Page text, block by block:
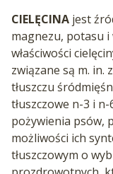
CIELĘCINA jest
magnezu, potasu
właściwości
związane są m. in.
tłuszczu
tłuszczowe n-3 i
pożywienia psów,
możliwości ich
tłuszczowym o